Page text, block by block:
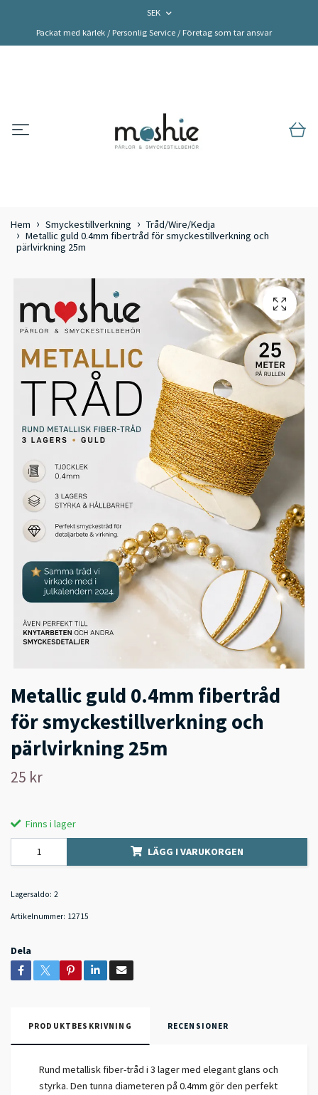
SEK
Packat med kärlek / Personlig Service / Företag som tar ansvar
Hem Smyckestillverkning
Tråd/Wire/Kedja
Metallic guld 0.4mm fibertråd för smyckestillverkning och
pärlvirkning 25m
Metallic guld 0.4mm fibertråd
för smyckestillverkning och
pärlvirkning 25m
25 kr
Finns i lager
LÄGG I VARUKORGEN
Lagersaldo: 2
Artikelnummer: 12715
Dela
PRODUKTBESKRIVNING RECENSIONER
Rund metallisk fiber-tråd i 3 lager med elegant glans och
styrka. Den tunna diameteren på 0.4mm gör den perfekt